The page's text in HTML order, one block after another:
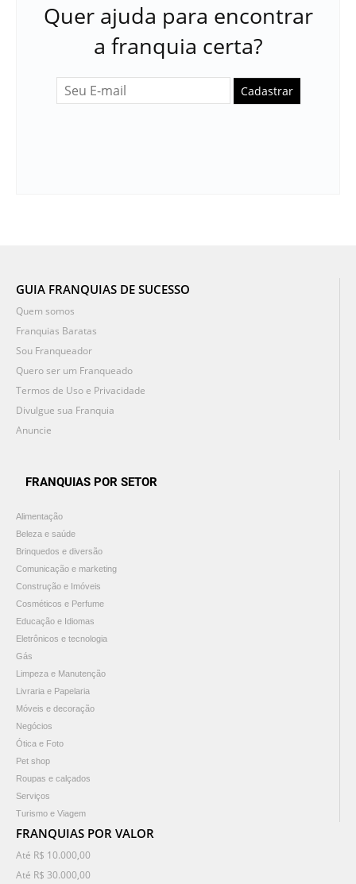
Quer ajuda para encontrar
a franquia certa?
Cadastrar
GUIA FRANQUIAS DE SUCESSO
Quem somos
Franquias Baratas
Sou Franqueador
Quero ser um Franqueado
Termos de Uso e Privacidade
Divulgue sua Franquia
Anuncie
FRANQUIAS POR SETOR
Alimentação
Beleza e saúde
Brinquedos e diversão
Comunicação e marketing
Construção e Imóveis
Cosméticos e Perfume
Educação e Idiomas
Eletrônicos e tecnologia
Gás
Limpeza e Manutenção
Livraria e Papelaria
Móveis e decoração
Negócios
Ótica e Foto
Pet shop
Roupas e calçados
Serviços
Turismo e Viagem
FRANQUIAS POR VALOR
Até R$ 10.000,00
Até R$ 30.000,00